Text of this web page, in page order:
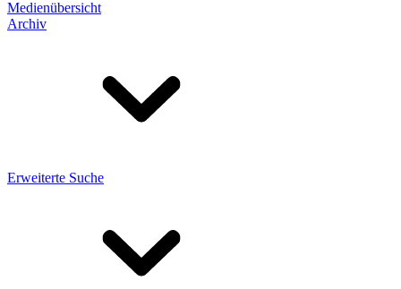
Medienübersicht
Archiv
Erweiterte Suche